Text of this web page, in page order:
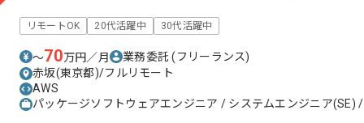
リモートOK 20代活躍中 30代活躍中
〜70万円／月 業務委託(フリーランス)
赤坂(東京都)/フルリモート
AWS
パッケージソフトウェアエンジニア / システムエンジニア(SE)